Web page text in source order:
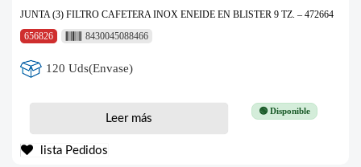
JUNTA (3) FILTRO CAFETERA INOX ENEIDE EN BLISTER 9 TZ. – 472664
656826
8430045088466
120 Uds(Envase)
🟢 Disponible
Leer más
lista Pedidos